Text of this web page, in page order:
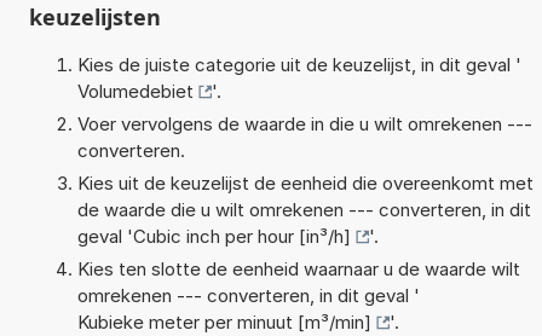
keuzelijsten
Kies de juiste categorie uit de keuzelijst, in dit geval '
Volumedebiet
'.
Voer vervolgens de waarde in die u wilt omrekenen ---
converteren.
Kies uit de keuzelijst de eenheid die overeenkomt met
de waarde die u wilt omrekenen --- converteren, in dit
geval 'Cubic inch per hour [in³/h]
'.
Kies ten slotte de eenheid waarnaar u de waarde wilt
omrekenen --- converteren, in dit geval '
Kubieke meter per minuut [m³/min]
'.